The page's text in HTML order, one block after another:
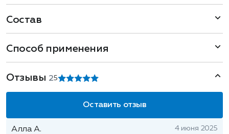
Состав
Способ применения
Отзывы 25
Оставить отзыв
Алла А. 4 июня 2025